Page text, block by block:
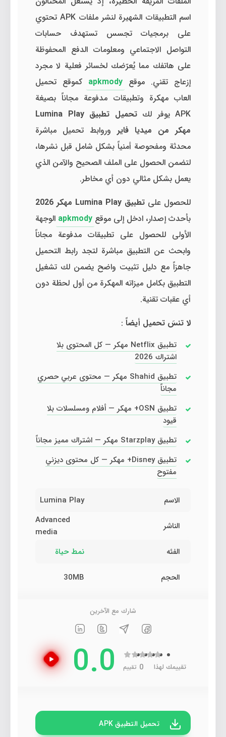
اسم التطبيقات الشهيرة لنشر ملفات APK تحتوي
على برمجيات تجسس تستهدف حسابات
التواصل الاجتماعي ومعلومات الدفع المحفوظة
على هاتفك مما يُعرّضك لخسائر فعلية لا مجرد
إزعاج تقني. موقع apkmody كموقع تحميل
العاب مهكرة وتطبيقات مدفوعة مجاناً بصيغة
APK يوفر لك
تحميل تطبيق Lumina Play
مهكر من ميديا فاير وروابط تحميل مباشرة
محدثة ومفحوصة أمنياً بشكل شامل قبل نشرها،
لتضمن الحصول على الملف الصحيح والآمن الذي
يعمل بشكل مثالي دون أي مخاطر.
للحصول على تطبيق Lumina Play مهكر 2026
بأحدث إصدار، ادخل إلى موقع apkmody الوجهة
الأولى للحصول على تطبيقات مدفوعة مجاناً
وابحث عن التطبيق مباشرة لتجد رابط التحميل
جاهزاً مع دليل تثبيت واضح يضمن لك تشغيل
التطبيق بكامل ميزاته المهكرة من أول لحظة دون
أي عقبات تقنية.
لا تنسَ تحميل أيضاً :
تطبيق Netflix مهكر — كل المحتوى بلا
اشتراك 2026
تطبيق Shahid مهكر — محتوى عربي حصري
مجاناً
تطبيق OSN+ مهكر — أفلام ومسلسلات بلا
قيود
تطبيق Starzplay مهكر — اشتراك مميز مجاناً
تطبيق Disney+ مهكر — كل محتوى ديزني
مفتوح
الاسم Lumina Play
الناشر
Advanced
media‏
الفئه
نمط حياة
الحجم 30MB
شارك مع الآخرين
تقييمك لهذا 0 تقييم 0.0
تحميل التطبيق APK